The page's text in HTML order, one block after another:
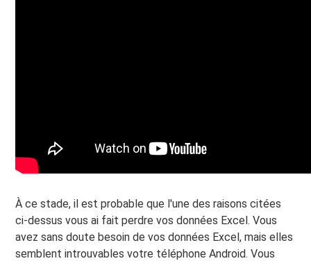
À ce stade, il est probable que l'une des raisons citées
ci-dessus vous ai fait perdre vos données Excel. Vous
avez sans doute besoin de vos données Excel, mais elles
semblent introuvables votre téléphone Android. Vous